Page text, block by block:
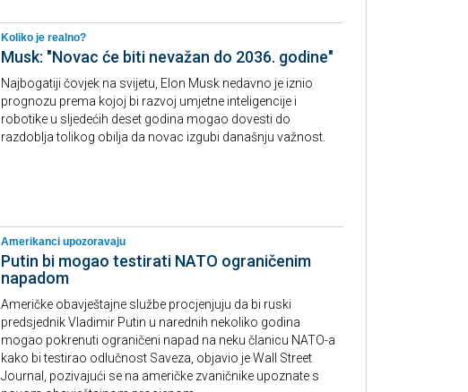
Koliko je realno?
Musk: "Novac će biti nevažan do 2036. godine"
Najbogatiji čovjek na svijetu, Elon Musk nedavno je iznio
prognozu prema kojoj bi razvoj umjetne inteligencije i
robotike u sljedećih deset godina mogao dovesti do
razdoblja tolikog obilja da novac izgubi današnju važnost.
Amerikanci upozoravaju
Putin bi mogao testirati NATO ograničenim
napadom
Američke obavještajne službe procjenjuju da bi ruski
predsjednik Vladimir Putin u narednih nekoliko godina
mogao pokrenuti ograničeni napad na neku članicu NATO-a
kako bi testirao odlučnost Saveza, objavio je Wall Street
Journal, pozivajući se na američke zvaničnike upoznate s